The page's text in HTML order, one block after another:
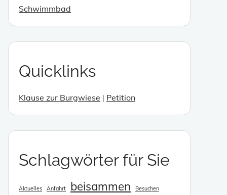
Schwimmbad
Quicklinks
Klause zur Burgwiese | Petition
Schlagwörter für Sie
Aktuelles Anfahrt beisammen Besuchen